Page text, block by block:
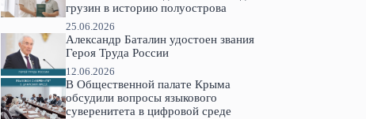
грузин в историю полуострова
25.06.2026
Александр Баталин удостоен звания
Героя Труда России
12.06.2026
В Общественной палате Крыма
обсудили вопросы языкового
суверенитета в цифровой среде